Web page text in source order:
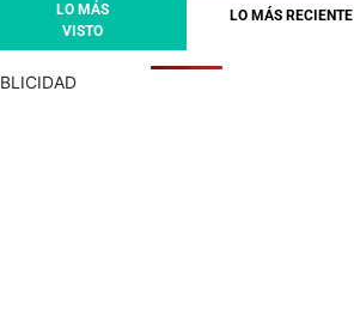
LO MÁS
VISTO
LO MÁS RECIENTE